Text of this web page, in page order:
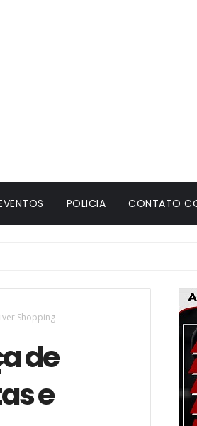
POLICIA CONTATO
Shopping
de
e